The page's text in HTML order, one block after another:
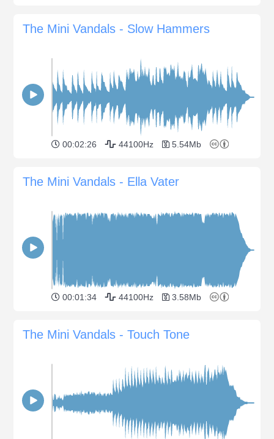
The Mini Vandals - Slow Hammers
00:02:26 44100Hz 5.54Mb
The Mini Vandals - Ella Vater
00:01:34 44100Hz 3.58Mb
The Mini Vandals - Touch Tone